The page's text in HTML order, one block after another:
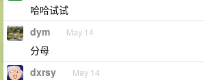
哈哈试试
dym May 14
分母
dxrsy May 14